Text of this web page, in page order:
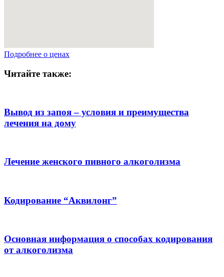
Подробнее о ценах
Читайте также:
Вывод из запоя – условия и преимущества
лечения на дому
Лечение женского пивного алкоголизма
Кодирование “Аквилонг”
Основная информация о способах кодирования
от алкоголизма